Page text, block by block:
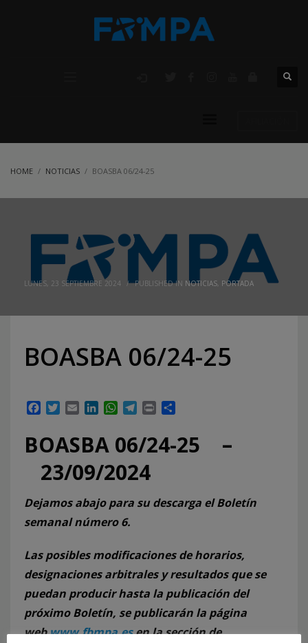
HOME NOTICIAS BOASBA 06/24-25
LUNES, 23 SEPTIEMBRE 2024 / PUBLISHED IN NOTICIAS PORTADA
BOASBA 06/24-25
Facebook
TwitterEmailLinkedInWhatsApp
Telegram
Print
BOASBA 06/24-25 –
23/09/2024
Dejamos abajo para su descarga el Boletín
semanal número 6.
Las posibles modificaciones de horarios,
designaciones arbitrales y resultados que se
puedan producir hasta la publicación del
próximo Boletín, se publicarán la página
webwww.fbmpa.esen la sección de